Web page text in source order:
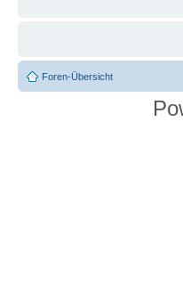
Foren-Übersicht